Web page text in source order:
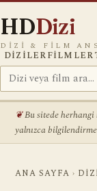
HDDizi
DIZI & FILM
DIZILERFILMLER
Bu sitede
yalnızca
ANA SAYFA ›